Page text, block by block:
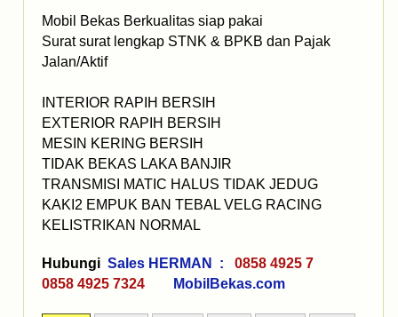
Mobil Bekas Berkualitas siap pakai
Surat surat lengkap STNK & BPKB dan Pajak
Jalan/Aktif
INTERIOR RAPIH BERSIH
EXTERIOR RAPIH BERSIH
MESIN KERING BERSIH
TIDAK BEKAS LAKA BANJIR
TRANSMISI MATIC HALUS TIDAK JEDUG
KAKI2 EMPUK BAN TEBAL VELG RACING
KELISTRIKAN NORMAL
Hubungi Sales HERMAN :
0858 4925 7
0858 4925 7324
MobilBekas.com